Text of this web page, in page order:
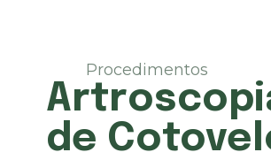
Procedimentos
de